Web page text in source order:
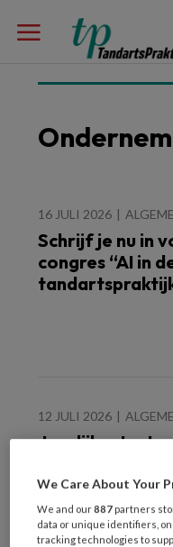
16 JULI 2026
Schrijf je nu in
congres “AI in
12 JULI 2026
Jaarlijks
buitenlands
gediplomeerde
tandartsen
We Care About Your
We and our887 partners
data or unique identifiers,
tracking technologies to